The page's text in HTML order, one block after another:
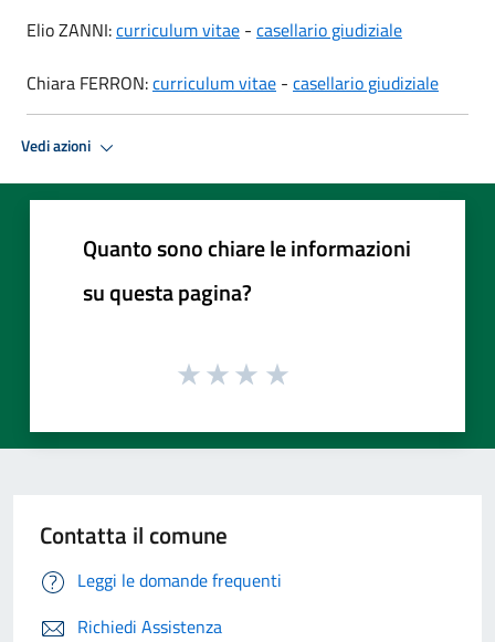
Elio ZANNI:curriculum vitae - casellario giudiziale
Chiara FERRON:curriculum vitae - casellario giudiziale
Vedi azioni
Quanto sono chiare le informazioni
su questa pagina?
Contatta il comune
Leggi le domande frequenti
Richiedi Assistenza